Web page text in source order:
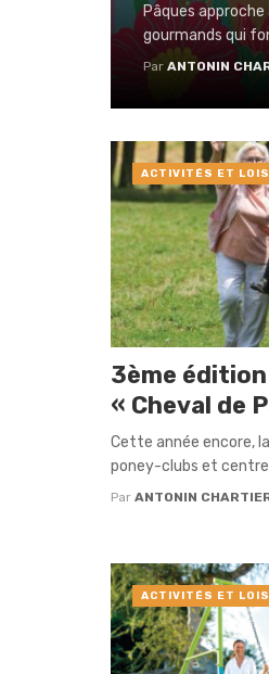
Pâques approche
gourmands qui
Par ANTONIN
3ème
« Cheval de
Cette année encore,
poney-clubs et
Par ANTONIN
ACTIVITÉS ET
ACTIVITÉS ET